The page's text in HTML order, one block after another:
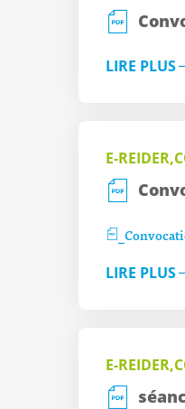
LIRE PLUS
E-
LIRE PLUS
E-